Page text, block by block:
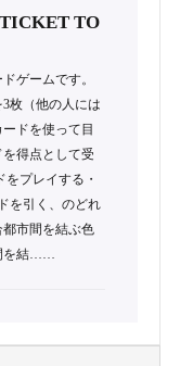
TO
ゲームです。
枚（他の人には
ドを使って目
得点として受
プレイする・
を引く、のどれ
市間を結ぶ色
を結……